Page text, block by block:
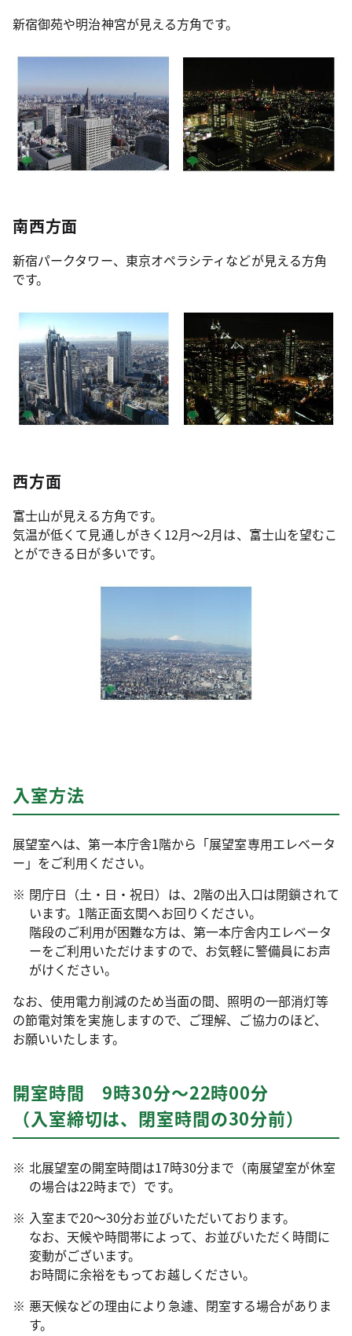
新宿御苑や明治神宮が見える方角です。
南西方面
新宿パークタワー、東京オペラシティなどが見える方角
です。
西方面
富士山が見える方角です。
気温が低くて見通しがきく12月～2月は、富士山を望むこ
とができる日が多いです。
入室方法
展望室へは、第一本庁舎1階から「展望室専用エレベータ
ー」をご利用ください。
閉庁日（土・日・祝日）は、2階の出入口は閉鎖されて
います。1階正面玄関へお回りください。
階段のご利用が困難な方は、第一本庁舎内エレベータ
ーをご利用いただけますので、お気軽に警備員にお声
がけください。
なお、使用電力削減のため当面の間、照明の一部消灯等
の節電対策を実施しますので、ご理解、ご協力のほど、
お願いいたします。
開室時間 9時30分～22時00分
（入室締切は、閉室時間の30分前）
北展望室の開室時間は17時30分まで（南展望室が休室
の場合は22時まで）です。
入室まで20～30分お並びいただいております。
なお、天候や時間帯によって、お並びいただく時間に
変動がございます。
お時間に余裕をもってお越しください。
悪天候などの理由により急遽、閉室する場合がありま
す。